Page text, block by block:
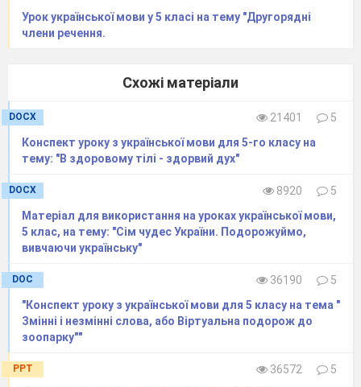
Урок української мови у 5 класі на тему "Другорядні
члени речення.
Схожі матеріали
DOCX 21401
5
Конспект уроку з української мови для 5-го класу на
тему: "В здоровому тілі - здорвий дух"
DOCX 8920
5
Матеріал для використання на уроках української мови,
5 клас, на тему: "Сім чудес України. Подорожуймо,
вивчаючи українську"
DOC 36190
5
"Конспект уроку з української мови для 5 класу на тема "
Змінні і незмінні слова, або Віртуальна подорож до
зоопарку""
PPT 36572
5